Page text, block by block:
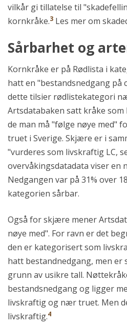
vilkår gi tillatelse til
kornkråke.3 Les mer om
Sårbarhet og
Kornkråke er på Rødlista i
hatt en "bestandsnedgang på
dette tilsier rødlistekategori
Artsdatabaken satt kråke
de man må "følge nøye med"
truet i Sverige. Skjære er i
"vurderes som livskraftig LC,
overvåkingsdatadata viser en
Nedgangen var på 31% over
kategorien sårbar.
Også for skjære mener
nøye med". For ravn er det
den er kategorisert som
hatt bestandnedgang, men er
grunn av usikre tall.
bestandsnedgang og ligger
livskraftig og nær truet. Men
livskraftig.4